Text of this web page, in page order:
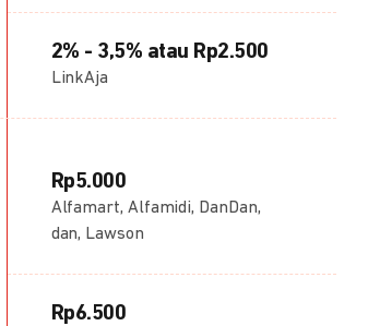
2% - 3,5% atau Rp2.500
LinkAja
Rp5.000
Alfamart, Alfamidi, DanDan,
dan, Lawson
Rp6.500